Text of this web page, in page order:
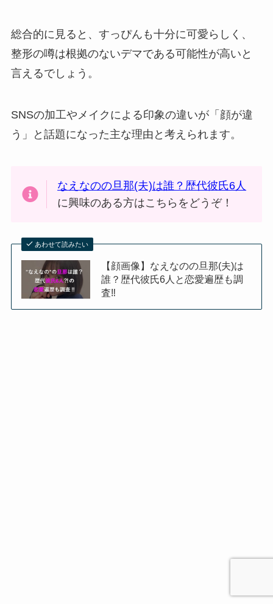
総合的に見ると、すっぴんも十分に可愛らしく、
整形の噂は根拠のないデマである可能性が高いと
言えるでしょう。
SNSの加工やメイクによる印象の違いが「顔が違
う」と話題になった主な理由と考えられます。
なえなのの旦那(夫)は誰？歴代彼氏6人
に興味のある方はこちらをどうぞ！
あわせて読みたい
【顔画像】なえなのの旦那(夫)は
誰？歴代彼氏6人と恋愛遍歴も調
査‼